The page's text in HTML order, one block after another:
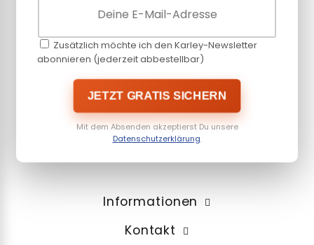
Zusätzlich möchte ich den Karley-Newsletter
abonnieren (jederzeit abbestellbar)
JETZT GRATIS SICHERN
Mit dem Absenden akzeptierst Du unsere
Datenschutzerklärung.
Informationen
Kontakt